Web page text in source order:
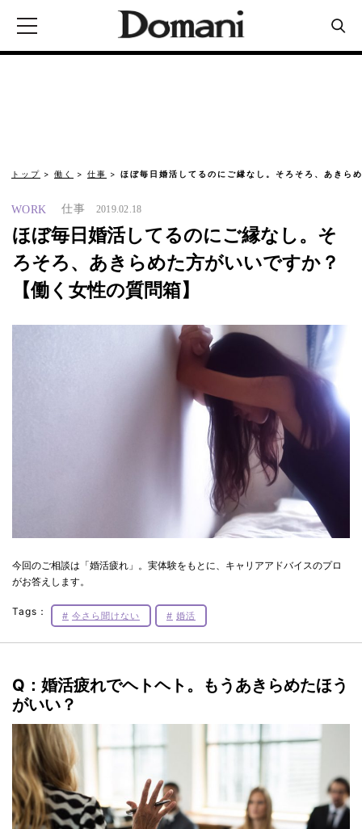
トップ 働く 仕事 ほぼ毎日婚活してるのにご縁なし。そろそろ、あきら
WORK 仕事 2019.02.18
ほぼ毎日婚活してるのにご縁なし。そ
ろそろ、あきらめた方がいいですか？
【働く女性の質問箱】
今回のご相談は「婚活疲れ」。実体験をもとに、キャリアアドバイスのプロ
がお答えします。
Tags： 今さら聞けない 婚活
Q：婚活疲れでヘトヘト。もうあきらめたほう
がいい？